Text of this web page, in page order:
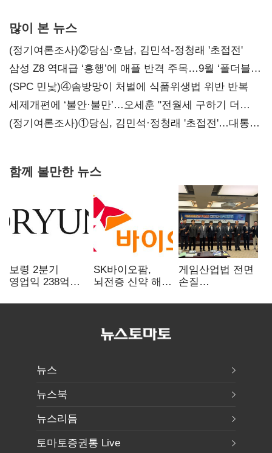
많이 본 뉴스
(정기여론조사)②당심·호남, 김민석-정청래 '초접전'
삼성 Z8 역대급 ‘흥행’에 애플 반격 주목…9월 ‘폴더블
대전’
(SPC 민낯)④솜방망이 처벌에 식품위생법 위반 반복
세제개편에 ‘불안·불만’…오세훈 "전월세 구하기 더
힘들어질 것"
(정기여론조사)①당심, 김민석·정청래 '초접전'…대통령
함께 볼만한 뉴스
보령 2분기
영업익 238억…
SK바이오팜,
뇌전증 신약 해외
차세대 신약 개발
게임산업법 전면
손질
규제 걷고
뉴스
뉴스북
뉴스리듬
토마토증권통 Live